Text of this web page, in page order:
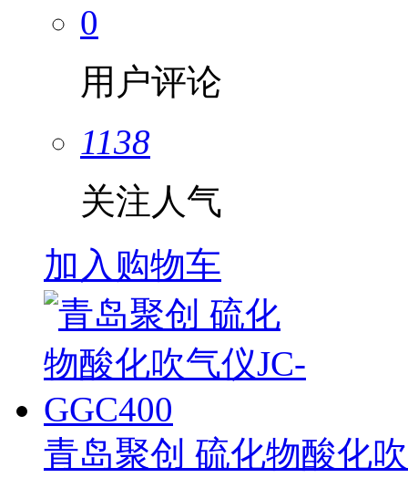
0
用户评论
1138
关注人气
加入购物车
青岛聚创 硫化物酸化